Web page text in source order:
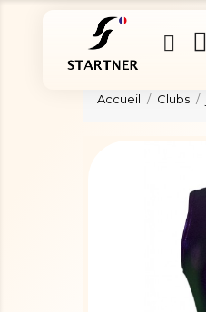
Accueil
Clubs